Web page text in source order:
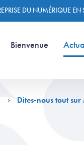
DU NUMÉRIQUE EN
Bienvenue
Dites-nous tout